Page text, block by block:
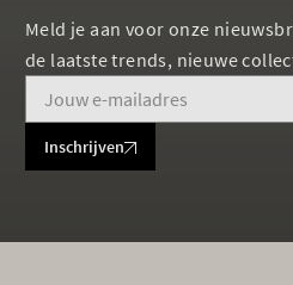
Meld je aan voor onze
de laatste trends, nieuwe
Inschrijven